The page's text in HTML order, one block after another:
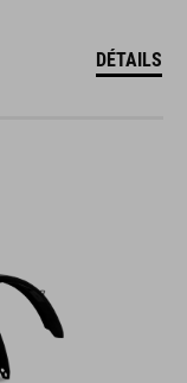
DÉTAILS